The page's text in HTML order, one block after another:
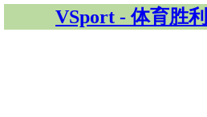
VSport - 体育胜